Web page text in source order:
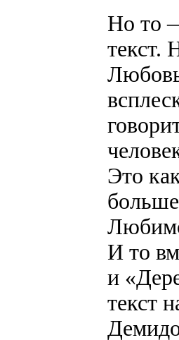
Но то
текст.
Это
И то
и
текст